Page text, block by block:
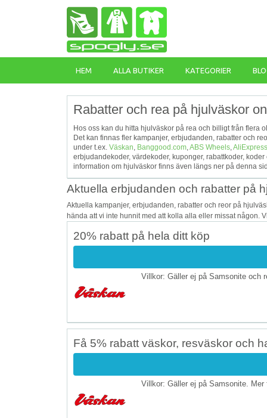
HEM ALLA BUTIKER KATEGORIER
Rabatter och rea på hjulväskor
Hos oss kan du hitta hjulväskor på rea och billigt från flera
Det kan finnas fler kampanjer, erbjudanden, rabatter och
under t.ex. Väskan, Banggood.com,ABS Wheels,AliExpress
erbjudandekoder, värdekoder, kuponger, rabattkoder,
information om hjulväskor finns även längs ner på denna
Aktuella erbjudanden och rabatter på
Aktuella kampanjer, erbjudanden, rabatter och reor på
hända att vi inte hunnit med att kolla alla eller missat någon.
20% rabatt på hela ditt köp
Villkor: Gäller ej på Samsonite och
Få 5% rabatt väskor, resväskor och
Villkor: Gäller ej på Samsonite.